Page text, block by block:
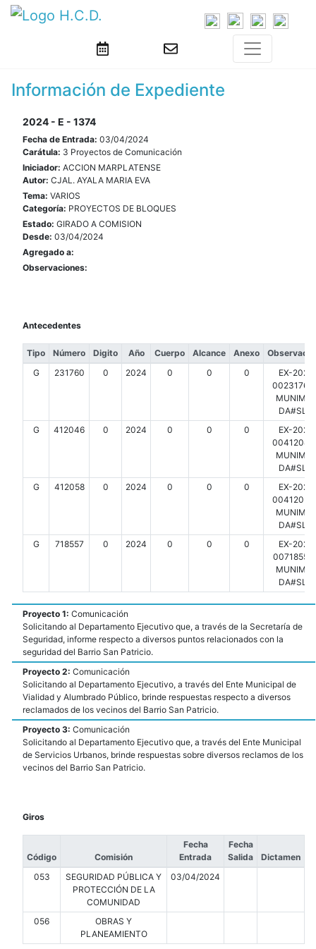
Información de Expediente
2024 - E - 1374
Fecha de Entrada: 03/04/2024
Carátula: 3 Proyectos de Comunicación
Iniciador: ACCION MARPLATENSE
Autor: CJAL. AYALA MARIA EVA
Tema: VARIOS
Categoría: PROYECTOS DE BLOQUES
Estado: GIRADO A COMISION
Desde: 03/04/2024
Agregado a:
Observaciones:
Antecedentes
Tipo Número Digito Año Cuerpo Alcance Anexo
G
231760 0 2024 0 0 0
EX-
G
412046 0 2024 0 0 0
EX-
G
412058 0 2024 0 0 0
EX-
G
718557 0 2024 0 0 0
EX-
Proyecto 1: Comunicación
Solicitando al Departamento Ejecutivo que, a través de la Secretaría de
Seguridad, informe respecto a diversos puntos relacionados con la
seguridad del Barrio San Patricio.
Proyecto 2: Comunicación
Solicitando al Departamento Ejecutivo, a través del Ente Municipal de
Vialidad y Alumbrado Público, brinde respuestas respecto a diversos
reclamados de los vecinos del Barrio San Patricio.
Proyecto 3: Comunicación
Solicitando al Departamento Ejecutivo que, a través del Ente Municipal
de Servicios Urbanos, brinde respuestas sobre diversos reclamos de los
vecinos del Barrio San Patricio.
Giros
Código Comisión
Fecha
Entrada
Fecha
Salida
Dictamen
053
SEGURIDAD PÚBLICA Y
PROTECCIÓN DE LA
COMUNIDAD
03/04/2024
056
OBRAS Y
PLANEAMIENTO